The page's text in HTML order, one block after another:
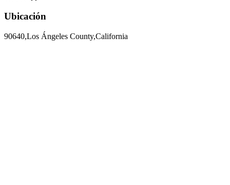
Ubicación
90640,Los Ángeles County,California